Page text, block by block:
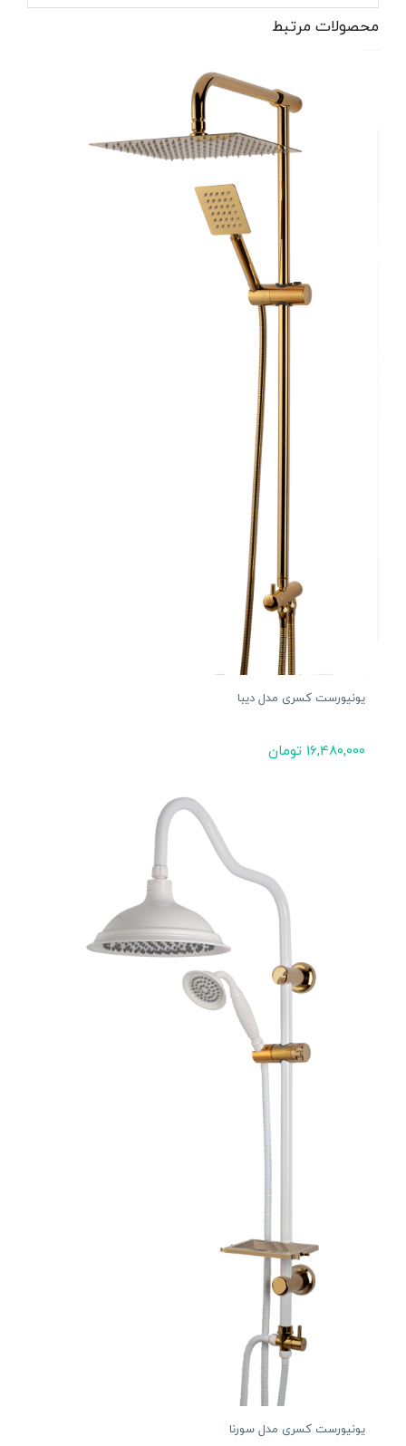
محصولات مرتبط
یونیورست کسری مدل دیبا
16,480,000 تومان
یونیورست کسری مدل سورنا